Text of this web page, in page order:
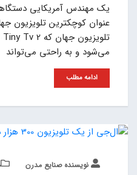
یک مهندس آمریکایی
عنوان کوچکترین تلویزیون
می‌شود و به راحتی می‌تواند
ادامه مطلب
نویسنده صنایع مدرن